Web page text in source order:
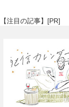
【注目の記事】[PR]